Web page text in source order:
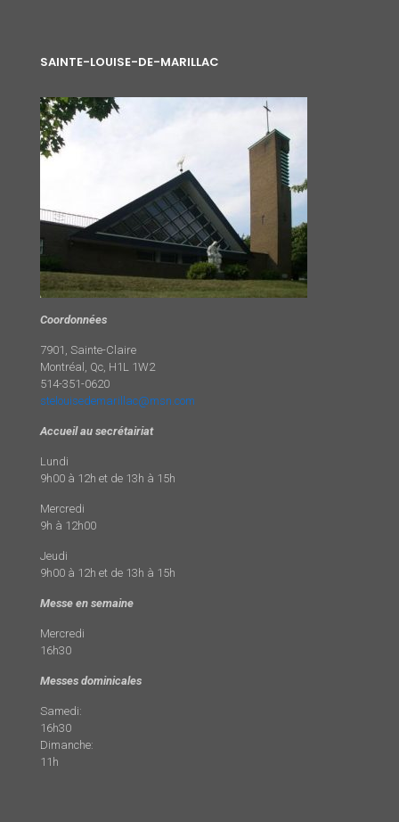
SAINTE-LOUISE-DE-MARILLAC
Coordonnées
7901, Sainte-Claire
Montréal, Qc, H1L 1W2
514-351-0620
stelouisedemarillac@msn.com
Accueil au secrétairiat
Lundi
9h00 à 12h et de 13h à 15h
Mercredi
9h à 12h00
Jeudi
9h00 à 12h et de 13h à 15h
Messe en semaine
Mercredi
16h30
Messes dominicales
Samedi:
16h30
Dimanche:
11h